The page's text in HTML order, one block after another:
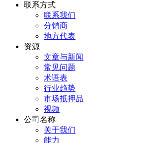
联系方式
联系我们
分销商
地方代表
资源
文章与新闻
常见问题
术语表
行业趋势
市场抵押品
视频
公司名称
关于我们
能力